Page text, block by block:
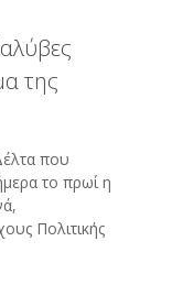
της
που
το πρωί η
Πολιτικής